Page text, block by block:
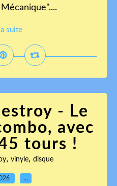
suite
- Le
avec
tours !
, vinyle, disque
…